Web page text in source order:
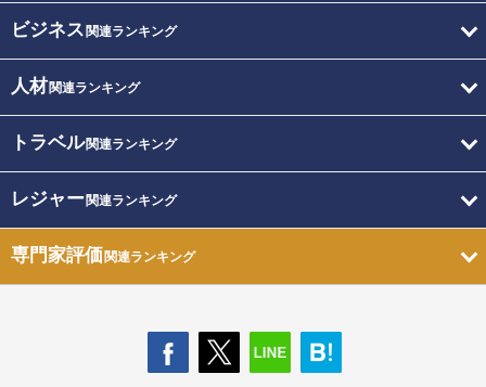
ビジネス 関連ランキング
人材関連ランキング
トラベル関連ランキング
レジャー関連ランキング
専門家評価関連ランキング